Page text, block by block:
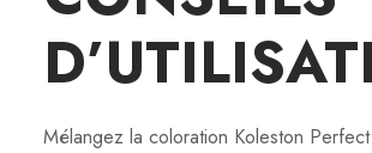
Mélangez la coloration Koleston